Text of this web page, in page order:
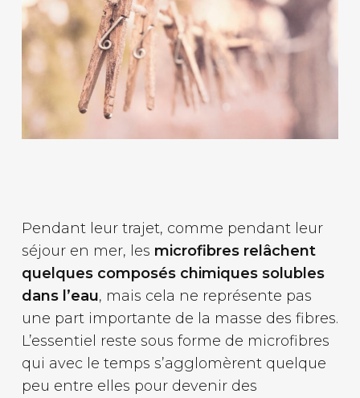
Pendant leur trajet, comme pendant leur
séjour en mer, les microfibres relâchent
quelques composés chimiques solubles
dans l’eau, mais cela ne représente pas
une part importante de la masse des fibres.
L’essentiel reste sous forme de microfibres
qui avec le temps s’agglomèrent quelque
peu entre elles pour devenir des